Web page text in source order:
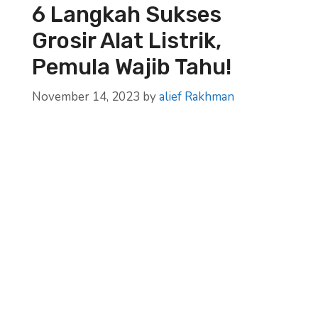
6 Langkah Sukses
Grosir Alat Listrik,
Pemula Wajib Tahu!
November 14, 2023 byalief Rakhman